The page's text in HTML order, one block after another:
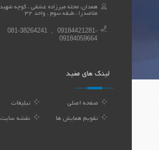
ملاصدرا ، طبقه سوم ، واحد 32
081-38264241 , 09184421281-
09184059664
لینک های مفید
صفحه اصلی تبلیغات
تقویم همایش ها نقشه سایت